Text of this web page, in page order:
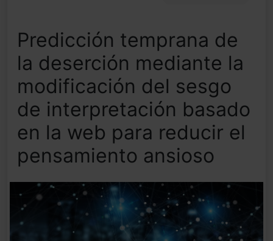
Predicción temprana de
la deserción mediante la
modificación del sesgo
de interpretación basado
en la web para reducir el
pensamiento ansioso